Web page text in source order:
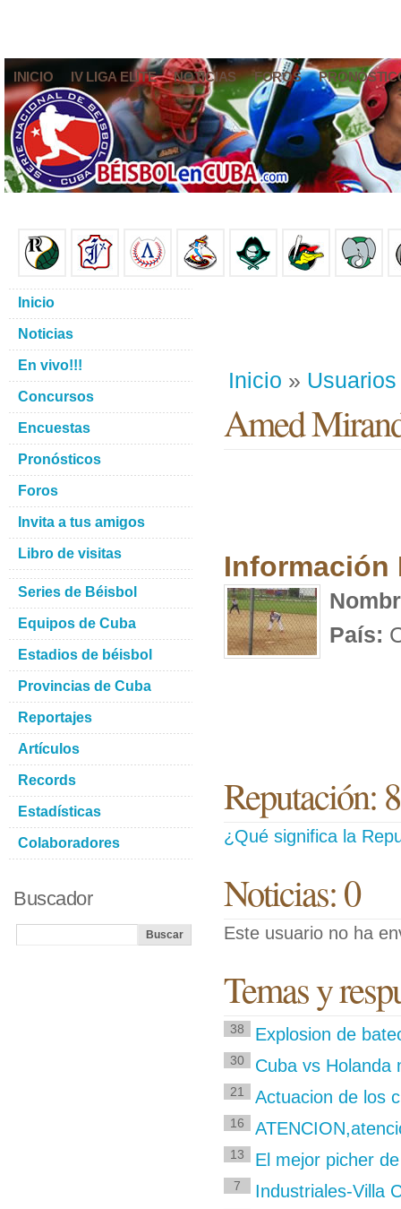
INICIO IV LIGA ELITE NOTICIAS FOROS
Inicio » Usuarios
Amed
Información
País:
Reputación:
¿Qué significa la
Noticias: 0
Este usuario no ha
Temas y
38 Explosion de
30 Cuba vs Holanda
21 Actuacion de los
16
13 El mejor picher
7 Industriales-Villa
Inicio
Noticias
En vivo!!!
Concursos
Encuestas
Pronósticos
Foros
Invita a tus amigos
Libro de visitas
Series de Béisbol
Equipos de Cuba
Estadios de béisbol
Provincias de Cuba
Reportajes
Artículos
Records
Estadísticas
Colaboradores
Buscador